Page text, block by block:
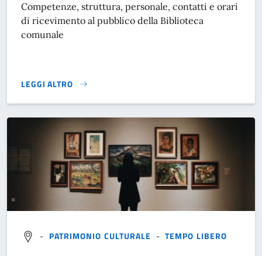
Competenze, struttura, personale, contatti e orari
di ricevimento al pubblico della Biblioteca
comunale
LEGGI ALTRO
}
- PATRIMONIO CULTURALE -TEMPO LIBERO